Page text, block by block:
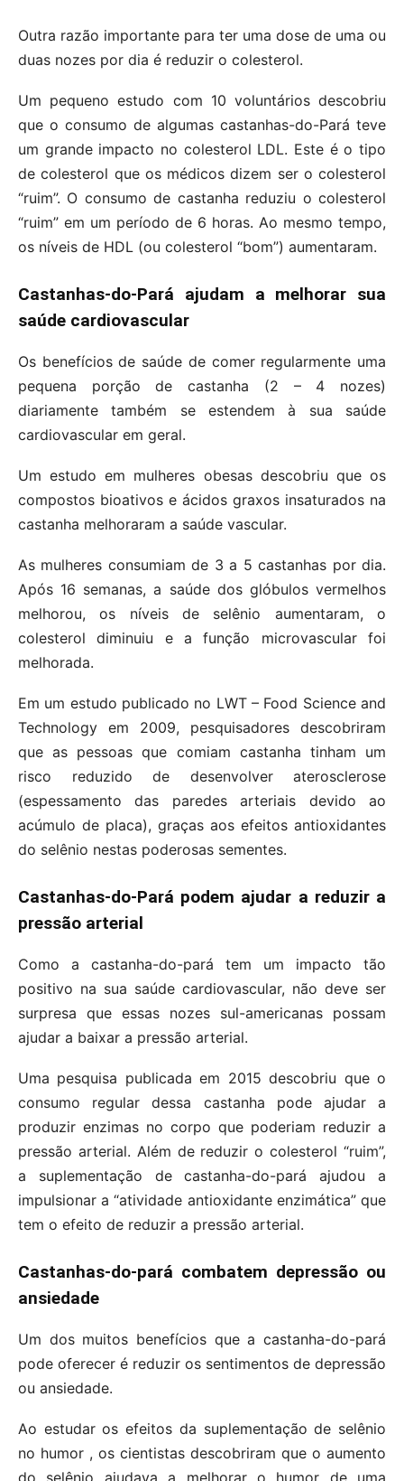
Outra razão importante para ter uma dose de uma ou
duas nozes por dia é reduzir o colesterol.
Um pequeno estudo com 10 voluntários descobriu
que o consumo de algumas castanhas-do-Pará teve
um grande impacto no colesterol LDL. Este é o tipo
de colesterol que os médicos dizem ser o colesterol
“ruim”. O consumo de castanha reduziu o colesterol
“ruim” em um período de 6 horas. Ao mesmo tempo,
os níveis de HDL (ou colesterol “bom”) aumentaram.
Castanhas-do-Pará ajudam a melhorar sua
saúde cardiovascular
Os benefícios de saúde de comer regularmente uma
pequena porção de castanha (2 – 4 nozes)
diariamente também se estendem à sua saúde
cardiovascular em geral.
Um estudo em mulheres obesas descobriu que os
compostos bioativos e ácidos graxos insaturados na
castanha melhoraram a saúde vascular.
As mulheres consumiam de 3 a 5 castanhas por dia.
Após 16 semanas, a saúde dos glóbulos vermelhos
melhorou, os níveis de selênio aumentaram, o
colesterol diminuiu e a função microvascular foi
melhorada.
Em um estudo publicado no LWT – Food Science and
Technology em 2009, pesquisadores descobriram
que as pessoas que comiam castanha tinham um
risco reduzido de desenvolver aterosclerose
(espessamento das paredes arteriais devido ao
acúmulo de placa), graças aos efeitos antioxidantes
do selênio nestas poderosas sementes.
Castanhas-do-Pará podem ajudar a reduzir a
pressão arterial
Como a castanha-do-pará tem um impacto tão
positivo na sua saúde cardiovascular, não deve ser
surpresa que essas nozes sul-americanas possam
ajudar a baixar a pressão arterial.
Uma pesquisa publicada em 2015 descobriu que o
consumo regular dessa castanha pode ajudar a
produzir enzimas no corpo que poderiam reduzir a
pressão arterial. Além de reduzir o colesterol “ruim”,
a suplementação de castanha-do-pará ajudou a
impulsionar a “atividade antioxidante enzimática” que
tem o efeito de reduzir a pressão arterial.
Castanhas-do-pará combatem depressão ou
ansiedade
Um dos muitos benefícios que a castanha-do-pará
pode oferecer é reduzir os sentimentos de depressão
ou ansiedade.
Ao estudar os efeitos da suplementação de selênio
no humor , os cientistas descobriram que o aumento
do selênio ajudava a melhorar o humor de uma